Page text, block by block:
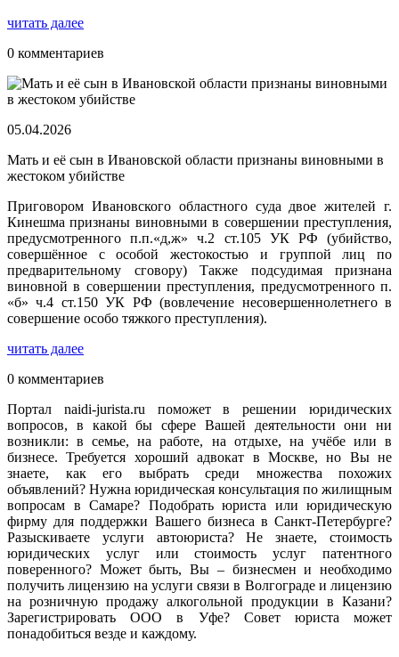
читать далее
0 комментариев
05.04.2026
Мать и её сын в Ивановской области признаны виновными в
жестоком убийстве
Приговором Ивановского областного суда двое жителей г.
Кинешма признаны виновными в совершении преступления,
предусмотренного п.п.«д,ж» ч.2 ст.105 УК РФ (убийство,
совершённое с особой жестокостью и группой лиц по
предварительному сговору) Также подсудимая признана
виновной в совершении преступления, предусмотренного п.
«б» ч.4 ст.150 УК РФ (вовлечение несовершеннолетнего в
совершение особо тяжкого преступления).
читать далее
0 комментариев
Портал naidi-jurista.ru поможет в решении юридических
вопросов, в какой бы сфере Вашей деятельности они ни
возникли: в семье, на работе, на отдыхе, на учёбе или в
бизнесе. Требуется хороший адвокат в Москве, но Вы не
знаете, как его выбрать среди множества похожих
объявлений? Нужна юридическая консультация по жилищным
вопросам в Самаре? Подобрать юриста или юридическую
фирму для поддержки Вашего бизнеса в Санкт-Петербурге?
Разыскиваете услуги автоюриста? Не знаете, стоимость
юридических услуг или стоимость услуг патентного
поверенного? Может быть, Вы – бизнесмен и необходимо
получить лицензию на услуги связи в Волгограде и лицензию
на розничную продажу алкогольной продукции в Казани?
Зарегистрировать ООО в Уфе? Совет юриста может
понадобиться везде и каждому.